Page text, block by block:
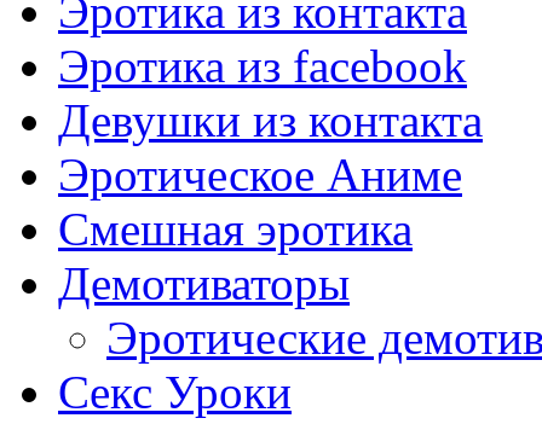
Эротика из контакта
Эротика из facebook
Девушки из контакта
Эротическое Аниме
Смешная эротика
Демотиваторы
Эротические
Секс Уроки